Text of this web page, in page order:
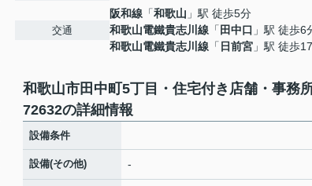
交通
阪和線 「和歌山 」駅 徒歩5分
和歌山電鐵貴志川線 「 田中口 」駅 徒歩6
和歌山電鐵貴志川線 「 日前宮 」駅 徒歩
和歌山市田中町5丁目・住宅付き店舗・事務
72632の詳細情報
設備条件
設備(その他) -